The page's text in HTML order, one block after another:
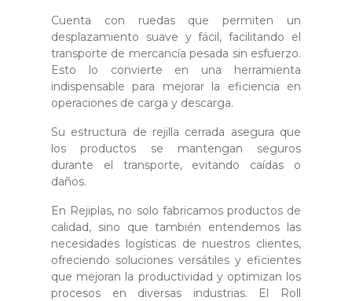
Cuenta con ruedas que permiten un
desplazamiento suave y fácil, facilitando el
transporte de mercancía pesada sin esfuerzo.
Esto lo convierte en una herramienta
indispensable para mejorar la eficiencia en
operaciones de carga y descarga.
Su estructura de rejilla cerrada asegura que
los productos se mantengan seguros
durante el transporte, evitando caídas o
daños.
En Rejiplas, no solo fabricamos productos de
calidad, sino que también entendemos las
necesidades logísticas de nuestros clientes,
ofreciendo soluciones versátiles y eficientes
que mejoran la productividad y optimizan los
procesos en diversas industrias. El Roll